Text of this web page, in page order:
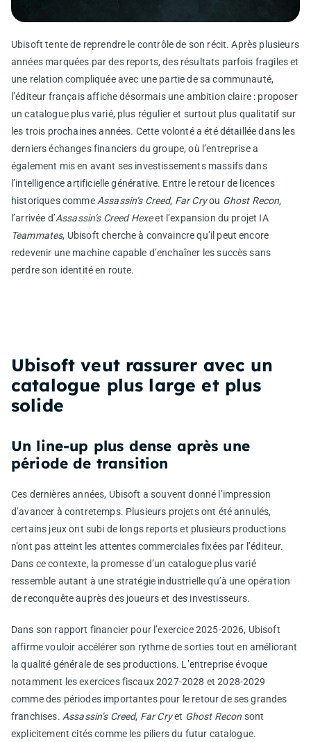
Ubisoft tente de reprendre le contrôle de son récit. Après plusieurs
années marquées par des reports, des résultats parfois fragiles et
une relation compliquée avec une partie de sa communauté,
l’éditeur français affiche désormais une ambition claire : proposer
un catalogue plus varié, plus régulier et surtout plus qualitatif sur
les trois prochaines années. Cette volonté a été détaillée dans les
derniers échanges financiers du groupe, où l’entreprise a
également mis en avant ses investissements massifs dans
l’intelligence artificielle générative. Entre le retour de licences
historiques commeAssassin’s Creed, Far Cryou Ghost Recon,
l’arrivée d’Assassin’s Creed Hexeet l’expansion du projet IA
Teammates, Ubisoft cherche à convaincre qu’il peut encore
redevenir une machine capable d’enchaîner les succès sans
perdre son identité en route.
Ubisoft veut rassurer avec un
catalogue plus large et plus
solide
Un line-up plus dense après une
période de transition
Ces dernières années, Ubisoft a souvent donné l’impression
d’avancer à contretemps. Plusieurs projets ont été annulés,
certains jeux ont subi de longs reports et plusieurs productions
n’ont pas atteint les attentes commerciales fixées par l’éditeur.
Dans ce contexte, la promesse d’un catalogue plus varié
ressemble autant à une stratégie industrielle qu’à une opération
de reconquête auprès des joueurs et des investisseurs.
Dans son rapport financier pour l’exercice 2025-2026, Ubisoft
affirme vouloir accélérer son rythme de sorties tout en améliorant
la qualité générale de ses productions. L’entreprise évoque
notamment les exercices fiscaux 2027-2028 et 2028-2029
comme des périodes importantes pour le retour de ses grandes
franchises. Assassin’s Creed, Far Cryet Ghost Recon sont
explicitement cités comme les piliers du futur catalogue.